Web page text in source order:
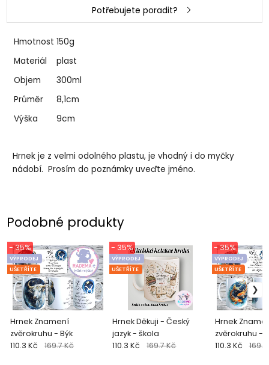
Potřebujete poradit?
Hmotnost 150g
Materiál
plast
Objem
300ml
Průměr
8,1cm
Výška
9cm
Hrnek je z velmi odolného plastu, je vhodný i do myčky
nádobí. Prosím do poznámky uveďte jméno.
Podobné produkty
Hrnek Znamení
zvěrokruhu - Býk
VÝPRODEJ
UŠETŘÍTE
- 35%
110.3 Kč 169.7 Kč
Hrnek Děkuji - Český
jazyk - škola
VÝPRODEJ
UŠETŘÍTE
- 35%
110.3 Kč 169.7 Kč
Hrnek
zvěrokruhu -
VÝPRODEJ
UŠETŘÍTE
- 35%
110.3 Kč